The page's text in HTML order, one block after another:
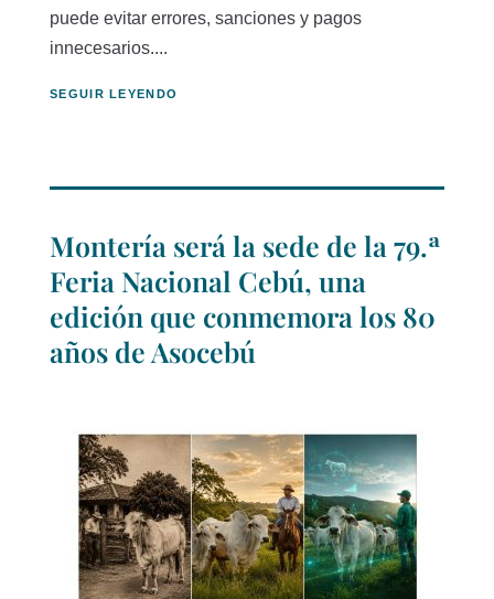
puede evitar errores, sanciones y pagos
innecesarios....
SEGUIR LEYENDO
Montería será la sede de la 79.ª
Feria Nacional Cebú, una
edición que conmemora los 80
años de Asocebú